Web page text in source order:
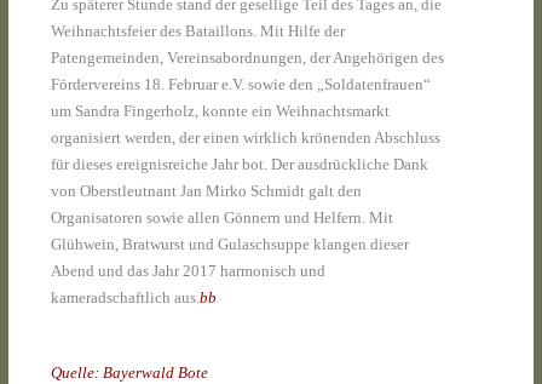
Zu späterer Stunde stand der gesellige Teil des Tages an, die
Weihnachtsfeier des Bataillons. Mit Hilfe der
Patengemeinden, Vereinsabordnungen, der Angehörigen des
Fördervereins 18. Februar e.V. sowie den „Soldatenfrauen“
um Sandra Fingerholz, konnte ein Weihnachtsmarkt
organisiert werden, der einen wirklich krönenden Abschluss
für dieses ereignisreiche Jahr bot. Der ausdrückliche Dank
von Oberstleutnant Jan Mirko Schmidt galt den
Organisatoren sowie allen Gönnern und Helfern. Mit
Glühwein, Bratwurst und Gulaschsuppe klangen dieser
Abend und das Jahr 2017 harmonisch und
kameradschaftlich aus. bb
Quelle: Bayerwald Bote